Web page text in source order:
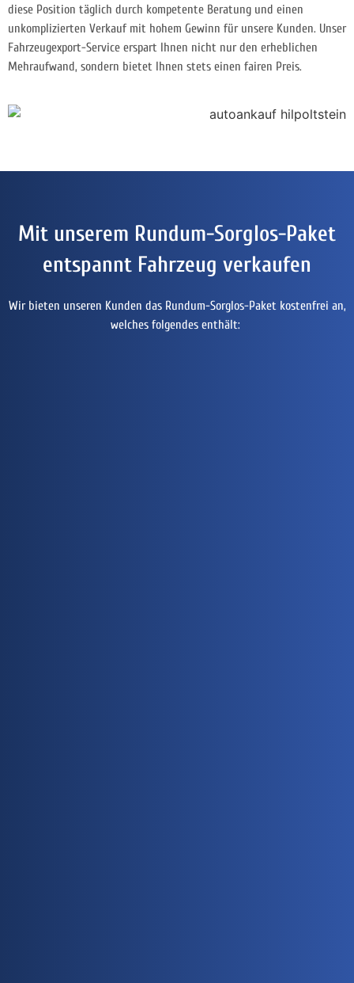
diese Position täglich durch kompetente Beratung und einen
unkomplizierten Verkauf mit hohem Gewinn für unsere Kunden. Unser
Fahrzeugexport-Service erspart Ihnen nicht nur den erheblichen
Mehraufwand, sondern bietet Ihnen stets einen fairen Preis.
Mit unserem Rundum-Sorglos-Paket
entspannt Fahrzeug verkaufen
Wir bieten unseren Kunden das Rundum-Sorglos-Paket kostenfrei an,
welches folgendes enthält: